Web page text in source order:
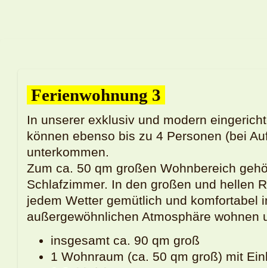
Ferienwohnung 3
In unserer exklusiv und modern
können ebenso bis zu 4 Personen (bei
unterkommen.
Zum ca. 50 qm großen Wohnbereich
Schlafzimmer. In den großen und hellen
jedem Wetter gemütlich und komfortabel
außergewöhnlichen Atmosphäre wohnen
insgesamt ca. 90 qm groß
1 Wohnraum (ca. 50 qm groß) mit